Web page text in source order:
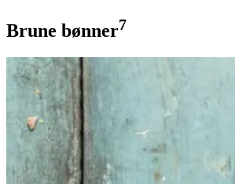
Brune bønner7
sagschili